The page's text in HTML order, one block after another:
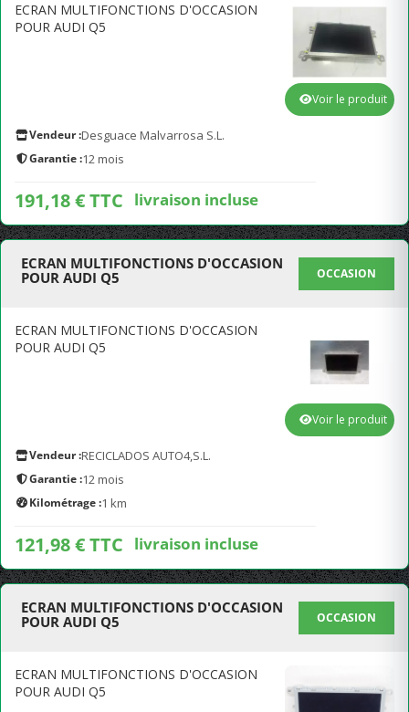
ECRAN MULTIFONCTIONS D'OCCASION
POUR AUDI Q5
Vendeur :Desguace Malvarrosa S.L.
Garantie :12 mois
191,18 € TTC livraison incluse
Voir le produit
ECRAN MULTIFONCTIONS D'OCCASION
POUR AUDI Q5
OCCASION
ECRAN MULTIFONCTIONS D'OCCASION
POUR AUDI Q5
Vendeur :RECICLADOS AUTO4,S.L.
Garantie :12 mois
Kilométrage :1 km
121,98 € TTC livraison incluse
Voir le produit
ECRAN MULTIFONCTIONS D'OCCASION
POUR AUDI Q5
OCCASION
ECRAN MULTIFONCTIONS D'OCCASION
POUR AUDI Q5